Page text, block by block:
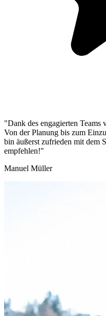
"Dank des engagierten
Von der Planung bis zum
bin äußerst zufrieden mit dem
empfehlen!"
Manuel Müller